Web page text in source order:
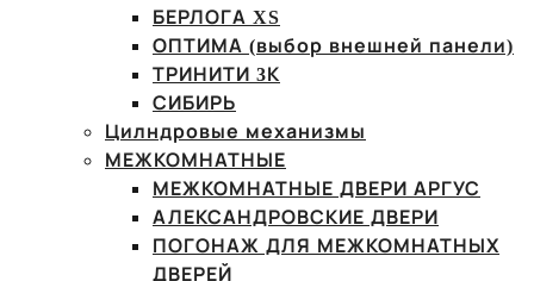
БЕРЛОГА XS
ОПТИМА (выбор внешней панели)
ТРИНИТИ 3К
СИБИРЬ
Цилндровые механизмы
МЕЖКОМНАТНЫЕ
МЕЖКОМНАТНЫЕ ДВЕРИ АРГУС
АЛЕКСАНДРОВСКИЕ ДВЕРИ
ПОГОНАЖ ДЛЯ МЕЖКОМНАТНЫХ
ДВЕРЕЙ